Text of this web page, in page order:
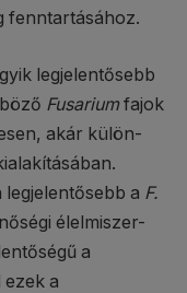
fenntartásához.
legjelentősebb
Fusariumfajok
akár külön-
a F.
élelmiszer-
a
a